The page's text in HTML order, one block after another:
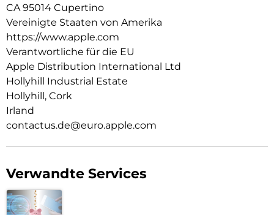
CA 95014 Cupertino
Vereinigte Staaten von Amerika
https://www.apple.com
Verantwortliche für die EU
Apple Distribution International Ltd
Hollyhill Industrial Estate
Hollyhill, Cork
Irland
contactus.de@euro.apple.com
Verwandte Services